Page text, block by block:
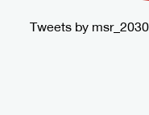
Tweets by msr_2030